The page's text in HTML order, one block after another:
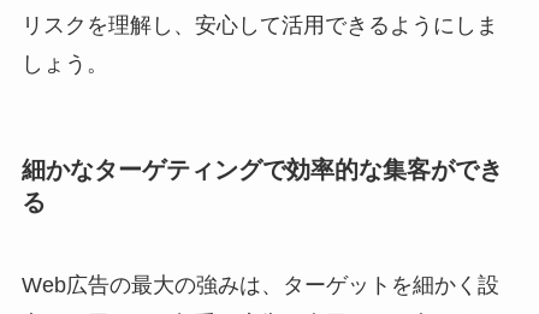
リスクを理解し、安心して活用できるようにしま
しょう。
細かなターゲティングで効率的な集客ができ
る
Web広告の最大の強みは、ターゲットを細かく設